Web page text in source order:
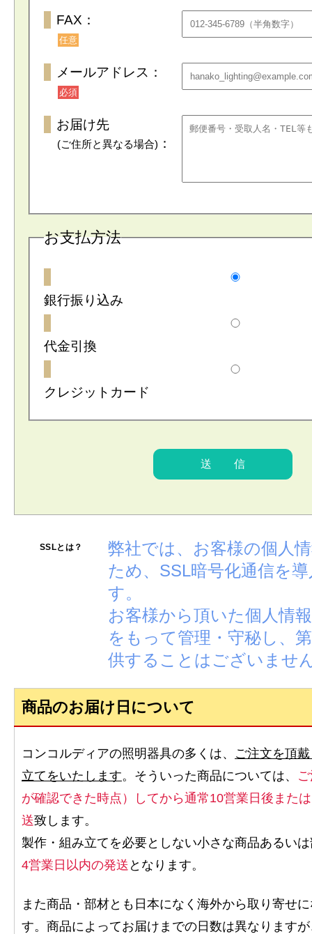
FAX：
任意
メールアドレス：
必須
お届け先
(ご住所と異なる場合) ：
お支払方法
銀行振り込み
代金引換
クレジットカード
SSLとは？
弊社では、お客様の個人
ため、SSL暗号化通信を
す。
お客様から頂いた個人情
をもって管理・守秘し、
供することはございませ
商品のお届け日について
コンコルディアの照明器具の多くは、 ご注文を頂
立てをいたします。そういった商品については、
が確認できた時点）してから通常10営業日後また
送致します。
製作・組み立てを必要としない小さな商品あるい
4営業日以内の発送 となります。
また商品・部材とも日本になく海外から取り寄せ
す。商品によってお届けまでの日数は異なります